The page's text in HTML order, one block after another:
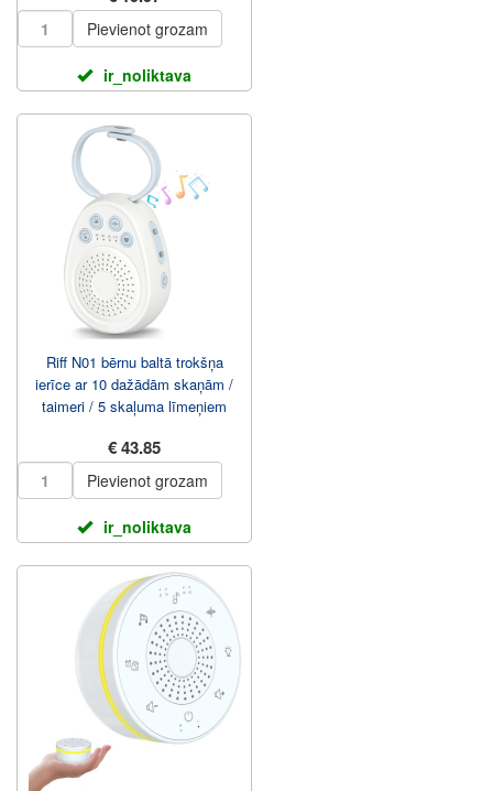
Pievienot grozam
ir_noliktava
Riff N01 bērnu baltā trokšņa
ierīce ar 10 dažādām skaņām /
taimeri / 5 skaļuma līmeņiem
€ 43.85
Pievienot grozam
ir_noliktava